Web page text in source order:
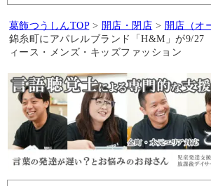
葛飾つうしんTOP > 開店・閉店 > 開店（オ
錦糸町にアパレルブランド「H&M」が9/27
ィース・メンズ・キッズファッション